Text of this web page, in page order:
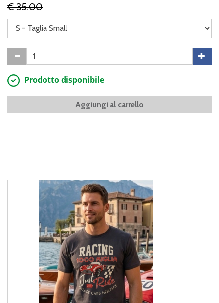
€ 35.00
Prodotto disponibile
Aggiungi al carrello